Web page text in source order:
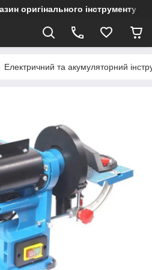
оригінального інструменту
Електричний та акумуляторний